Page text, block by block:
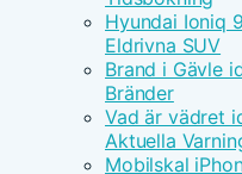
Hyundai Ioniq
Eldrivna SUV
Brand i Gävle
Bränder
Vad är vädret
Aktuella
Mobilskal